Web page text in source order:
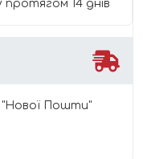
протягом 14 днів
"Нової Пошти"